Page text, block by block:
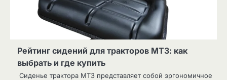
Рейтинг сидений для тракторов МТЗ: как
выбрать и где купить
Сиденье трактора МТЗ представляет собой эргономичное